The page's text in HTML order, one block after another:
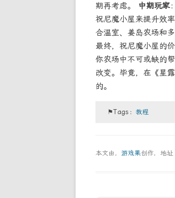
期再考虑。
中期玩家
祝尼魔小屋来提升效
合温室、姜岛农场和
最终，祝尼魔小屋的
你农场中不可或缺的
改变。毕竟，在《星
的。
⚑Tags：教程
本文由， 游戏果创作，地址